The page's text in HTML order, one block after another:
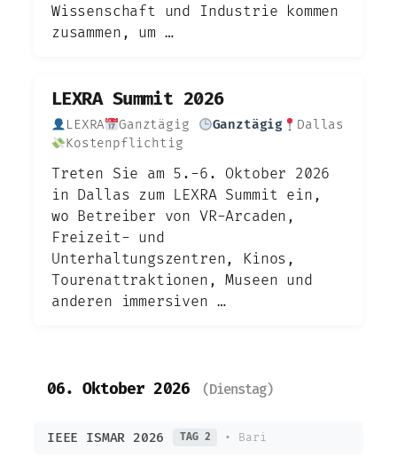
Wissenschaft und Industrie kommen
zusammen, um …
LEXRA Summit 2026
LEXRA Ganztägig Ganztägig
Dallas
Kostenpflichtig
Treten Sie am 5.-6. Oktober 2026
in Dallas zum LEXRA Summit ein,
wo Betreiber von VR-Arcaden,
Freizeit- und
Unterhaltungszentren, Kinos,
Tourenattraktionen, Museen und
anderen immersiven …
06. Oktober 2026 (Dienstag)
IEEE ISMAR 2026 TAG 2 • Bari